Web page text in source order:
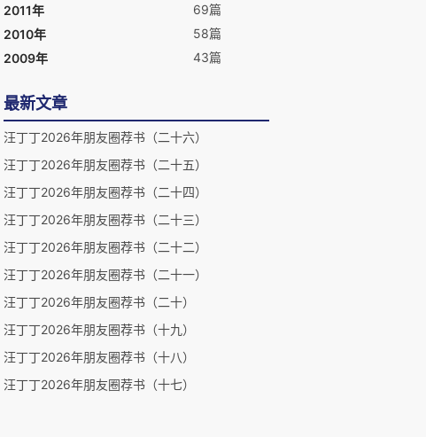
2011年
69篇
2010年
58篇
2009年
43篇
最新文章
汪丁丁2026年朋友圈荐书（二十六）
汪丁丁2026年朋友圈荐书（二十五）
汪丁丁2026年朋友圈荐书（二十四）
汪丁丁2026年朋友圈荐书（二十三）
汪丁丁2026年朋友圈荐书（二十二）
汪丁丁2026年朋友圈荐书（二十一）
汪丁丁2026年朋友圈荐书（二十）
汪丁丁2026年朋友圈荐书（十九）
汪丁丁2026年朋友圈荐书（十八）
汪丁丁2026年朋友圈荐书（十七）